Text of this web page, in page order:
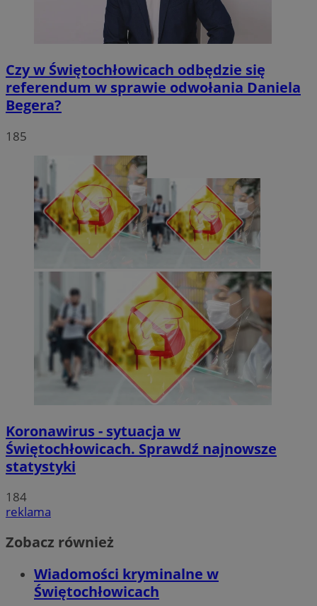
Czy w Świętochłowicach odbędzie się
referendum w sprawie odwołania Daniela
Begera?
185
Koronawirus - sytuacja w
Świętochłowicach. Sprawdź najnowsze
statystyki
184
reklama
Zobacz również
Wiadomości kryminalne w
Świętochłowicach